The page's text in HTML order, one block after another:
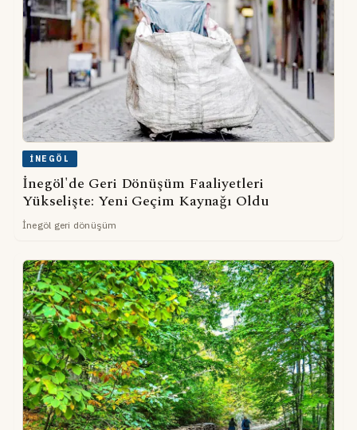
İNEGÖL
İnegöl'de Geri Dönüşüm Faaliyetleri
Yükselişte: Yeni Geçim Kaynağı Oldu
İnegöl geri dönüşüm